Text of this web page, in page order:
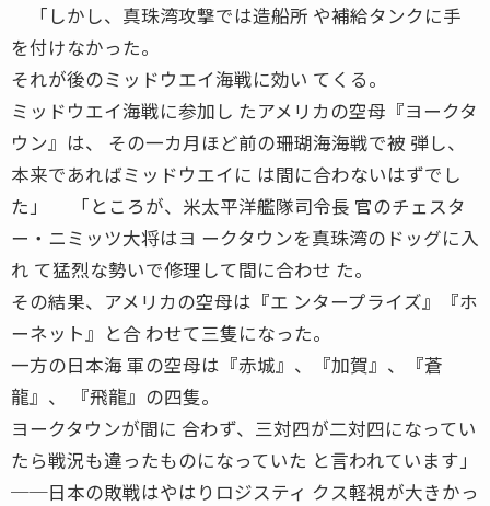
「しかし、真珠湾攻撃では造船所 や補給タンクに手
を付けなかった。
それが後のミッドウエイ海戦に効い てくる。
ミッドウエイ海戦に参加し たアメリカの空母『ヨークタ
ウン』は、 その一カ月ほど前の珊瑚海海戦で被 弾し、
本来であればミッドウエイに は間に合わないはずでし
た」 「ところが、米太平洋艦隊司令長 官のチェスタ
ー・ニミッツ大将はヨ ークタウンを真珠湾のドッグに入
れ て猛烈な勢いで修理して間に合わせ た。
その結果、アメリカの空母は『エ ンタープライズ』『ホ
ーネット』と合 わせて三隻になった。
一方の日本海 軍の空母は『赤城』、『加賀』、『蒼
龍』、 『飛龍』の四隻。
ヨークタウンが間に 合わず、三対四が二対四になってい
たら戦況も違ったものになっていた と言われています」
──日本の敗戦はやはりロジスティ クス軽視が大きかっ